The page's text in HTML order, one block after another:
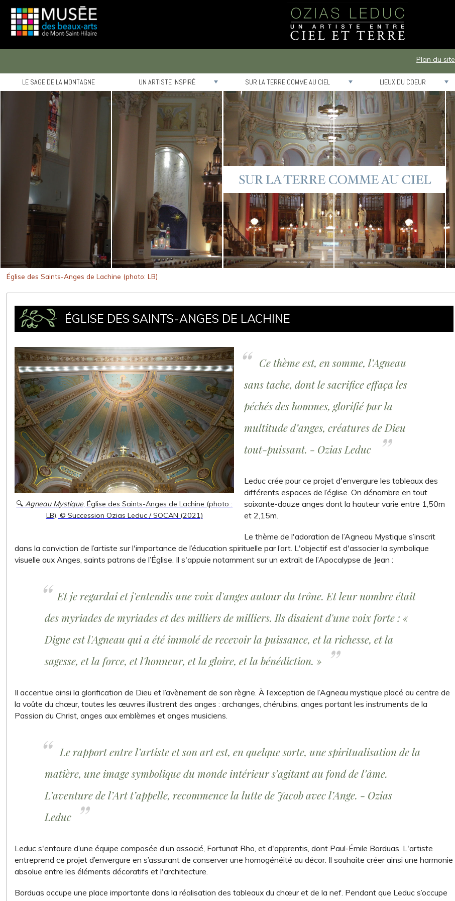
Plan du site
LE SAGE DE LA MONTAGNE UN ARTISTE INSPIRÉ SUR LA TERRE COMME AU CIEL LIEUX DU COEUR
Église des Saints-Anges de Lachine (photo: LB)
ÉGLISE DES SAINTS-ANGES DE LACHINE
🔍Agneau Mystique, Église des Saints-Anges de Lachine (photo :
LB), © Succession Ozias Leduc / SOCAN (2021)
Ce thème est, en somme, l’Agneau
sans tache, dont le sacrifice effaça les
péchés des hommes, glorifié par la
multitude d’anges, créatures de Dieu
tout-puissant. - Ozias Leduc
Leduc crée pour ce projet d'envergure les tableaux des
différents espaces de l’église. On dénombre en tout
soixante-douze anges dont la hauteur varie entre 1,50m
et 2,15m.
Le thème de l'adoration de l’Agneau Mystique s’inscrit
dans la conviction de l’artiste sur l'importance de l’éducation spirituelle par l’art. L'objectif est d'associer la symbolique
visuelle aux Anges, saints patrons de l’Église. Il s'appuie notamment sur un extrait de l’Apocalypse de Jean :
Et je regardai et j'entendis une voix d'anges autour du trône. Et leur nombre était
des myriades de myriades et des milliers de milliers. Ils disaient d'une voix forte : «
Digne est l'Agneau qui a été immolé de recevoir la puissance, et la richesse, et la
sagesse, et la force, et l'honneur, et la gloire, et la bénédiction. »
Il accentue ainsi la glorification de Dieu et l’avènement de son règne. À l’exception de l’Agneau mystique placé au centre de
la voûte du chœur, toutes les œuvres illustrent des anges : archanges, chérubins, anges portant les instruments de la
Passion du Christ, anges aux emblèmes et anges musiciens.
Le rapport entre l’artiste et son art est, en quelque sorte, une spiritualisation de la
matière, une image symbolique du monde intérieur s’agitant au fond de l’âme.
L’aventure de l’Art t’appelle, recommence la lutte de Jacob avec l’Ange. - Ozias
Leduc
Leduc s'entoure d’une équipe composée d’un associé, Fortunat Rho, et d'apprentis, dont Paul-Émile Borduas. L'artiste
entreprend ce projet d’envergure en s’assurant de conserver une homogénéité au décor. Il souhaite créer ainsi une harmonie
absolue entre les éléments décoratifs et l'architecture.
Borduas occupe une place importante dans la réalisation des tableaux du chœur et de la nef. Pendant que Leduc s’occupe